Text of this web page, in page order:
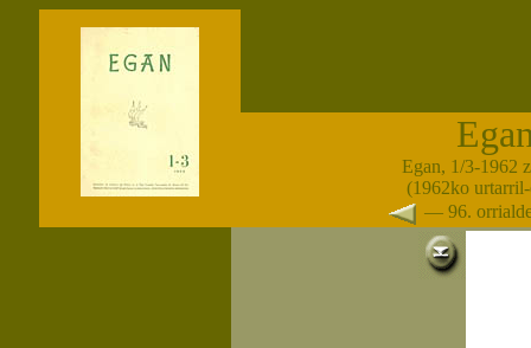
Egan, 1/3-1962
(1962ko
— 96.